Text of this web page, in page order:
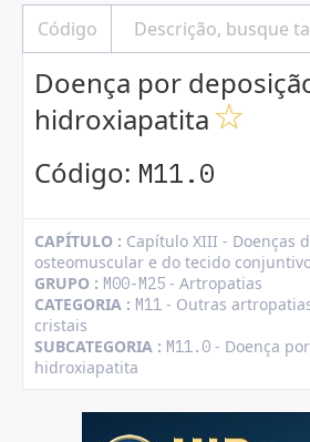
Doença por
hidroxiapatita
Código: M11.0
CAPÍTULO : Capítulo XIII - Doenças
osteomuscular e do tecido
GRUPO : M00-M25 - Artropatias
CATEGORIA : M11 - Outras
cristais
SUBCATEGORIA : M11.0 - Doença
hidroxiapatita